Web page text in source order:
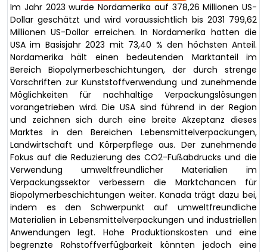
Im Jahr 2023 wurde Nordamerika auf 378,26 Millionen US-
Dollar geschätzt und wird voraussichtlich bis 2031 799,62
Millionen US-Dollar erreichen. In Nordamerika hatten die
USA im Basisjahr 2023 mit 73,40 % den höchsten Anteil.
Nordamerika hält einen bedeutenden Marktanteil im
Bereich Biopolymerbeschichtungen, der durch strenge
Vorschriften zur Kunststoffverwendung und zunehmende
Möglichkeiten für nachhaltige Verpackungslösungen
vorangetrieben wird. Die USA sind führend in der Region
und zeichnen sich durch eine breite Akzeptanz dieses
Marktes in den Bereichen Lebensmittelverpackungen,
Landwirtschaft und Körperpflege aus. Der zunehmende
Fokus auf die Reduzierung des CO2-Fußabdrucks und die
Verwendung umweltfreundlicher Materialien im
Verpackungssektor verbessern die Marktchancen für
Biopolymerbeschichtungen weiter. Kanada trägt dazu bei,
indem es den Schwerpunkt auf umweltfreundliche
Materialien in Lebensmittelverpackungen und industriellen
Anwendungen legt. Hohe Produktionskosten und eine
begrenzte Rohstoffverfügbarkeit könnten jedoch eine